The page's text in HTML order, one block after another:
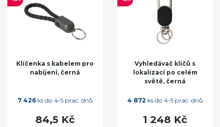
Klíčenka s kabelem pro
nabíjení, černá
7 426ks do 4-5 prac. dnů
84,5 Kč
Vyhledávač klíčů s
lokalizací po celém
světě, černá
4 872 ks do 4-5 prac. dnů
1 248 Kč